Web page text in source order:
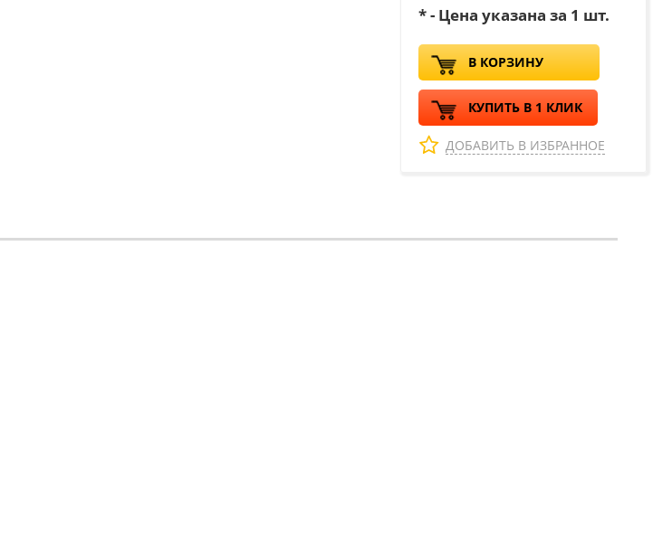
* - Цена указана за 1 шт.
В КОРЗИНУ
КУПИТЬ В 1 КЛИК
ДОБАВИТЬ В ИЗБРАННОЕ